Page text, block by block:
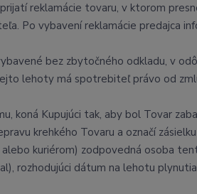
reklamácie tovaru, v ktorom
Po vybavení reklamácie predajca
bez zbytočného odkladu, v
lehoty má spotrebiteľ právo od
koná Kupujúci tak, aby bol Tovar
krehkého Tovaru a označí
kuriérom) zodpovedná osoba
rozhodujúci dátum na lehotu